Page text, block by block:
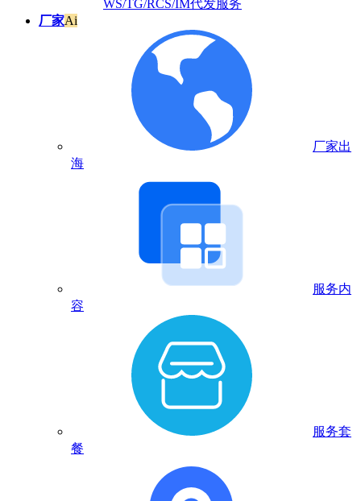
WS/TG/RCS/IM代发服务
厂家Ai
厂家出
海
服务内
容
服务套
餐